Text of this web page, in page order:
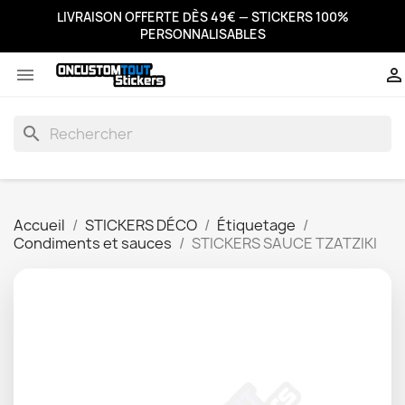
LIVRAISON OFFERTE DÈS 49€ — STICKERS 100%
PERSONNALISABLES
 
search
Accueil STICKERS DÉCO
Étiquetage
Condiments et sauces
STICKERS SAUCE TZATZIKI